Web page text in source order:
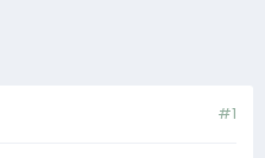
#1